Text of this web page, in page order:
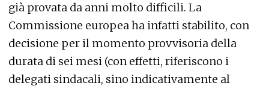
già provata da anni molto difficili. La
Commissione europea ha infatti stabilito, con
decisione per il momento provvisoria della
durata di sei mesi (con effetti, riferiscono i
delegati sindacali, sino indicativamente al